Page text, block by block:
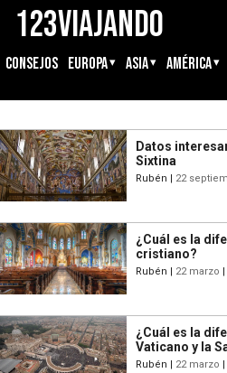
123Viajando
CONSEJOS EUROPA ASIA AMÉRICA
Datos
Sixtina
Rubén | 22
¿Cuál es la
cristiano?
Rubén | 22 marzo |
¿Cuál es la
Vaticano y la
Rubén | 22 marzo |